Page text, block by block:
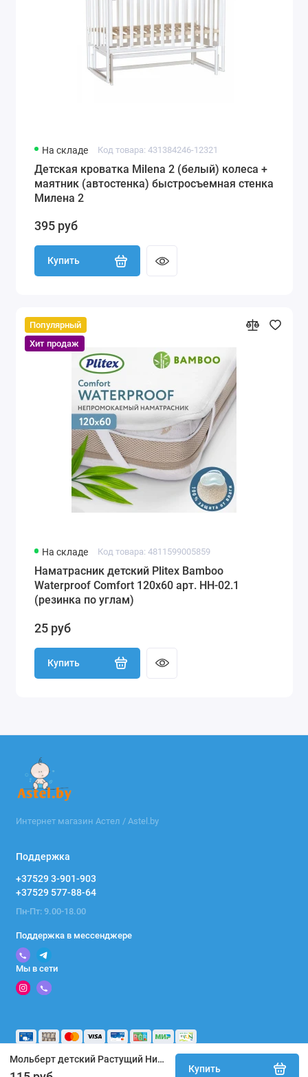
Мольберт детский Растущий Ника Nika М2Л/СР Серый (легкая серия)
Купить
На складе Код товара: 431384246-12321
Детская кроватка Milena 2 (белый) колеса +
маятник (автостенка) быстросъемная стенка
Милена 2
395 руб
Купить
Популярный
Хит продаж
На складе Код товара: 4811599005859
Наматрасник детский Plitex Bamboo
Waterproof Comfort 120х60 арт. НН-02.1
(резинка по углам)
25 руб
Купить
Интернет магазин Астел / Astel.by
Поддержка
+37529 3-901-903
+37529 577-88-64
Пн-Пт: 9.00-18.00
Поддержка в мессенджере
Мы в сети